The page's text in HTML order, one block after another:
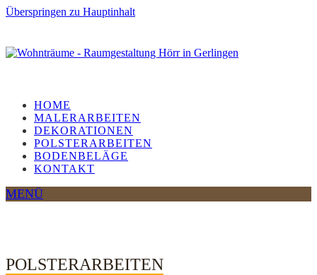
Überspringen zu Hauptinhalt
HOME
MALERARBEITEN
DEKORATIONEN
POLSTERARBEITEN
BODENBELÄGE
KONTAKT
MENÜ
POLSTERARBEITEN